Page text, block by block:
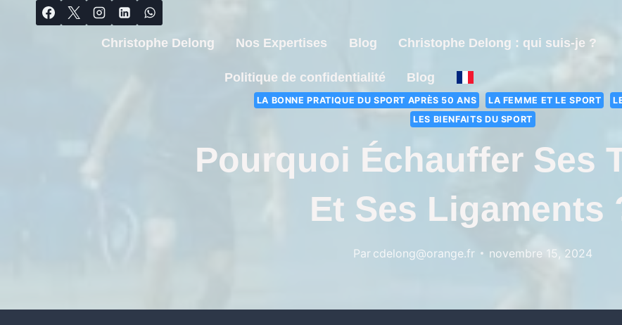
Christophe Delong Nos Expertises Blog Christophe Delong : qui suis-je ?
Politique de confidentialité Blog
LA BONNE PRATIQUE DU SPORT APRÈS 50 ANS LA FEMME ET LE SPORT
LES BIENFAITS DU SPORT
Pourquoi Échauffer Ses
Et Ses Ligaments
Par cdelong@orange.fr novembre 15, 2024